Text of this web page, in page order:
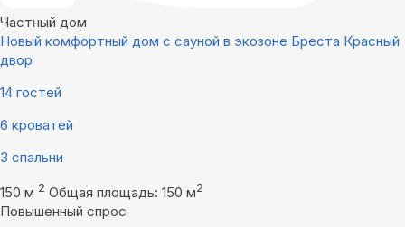
Частный дом
Новый комфортный дом с сауной в экозоне Бреста Красный
двор
14 гостей
6 кроватей
3 спальни
150 м 2 Общая площадь: 150 м2
Повышенный спрос